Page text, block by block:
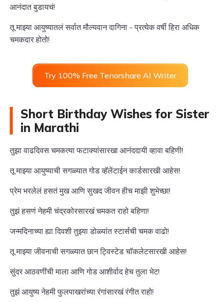
आनंदात बुडायचं!
तू माझ्या आयुष्यातलं सर्वात मौल्यवान दागिना - प्रत्येक वर्षी हिरा अधिक
चमकदार होतो!
Try 100% Free Tenorshare AI Writer
Short Birthday Wishes for Sister
in Marathi
तुझा वाढदिवस चमकत्या फटाक्यांसारखा आनंददायी व्हावा बहिणी!
तू माझ्या आयुष्याची सगळ्यात गोड व्हॅलेंटाईन कार्डसारखी आहेस!
प्रेम भरलेलं हसतं मुख आणि सुखद जीवन हीच माझी शुभेच्छा!
तुझं हसणं नेहमी चंद्रकोरसारखं चमकत राहो बहिणा!
जन्मदिनाच्या ह्या दिवशी तुझ्या डोळ्यांत स्टार्सची चमक वाढो!
तू माझ्या जीवनाची सगळ्यात छान ट्विस्टेड चॉकलेटसारखी आहेस!
सुंदर आठवणींची माला आणि गोड आशीर्वाद हेच तुला भेट!
तुझं आयुष्य नेहमी फुलपाखरांच्या रंगांसारखं रंगीत राहो!